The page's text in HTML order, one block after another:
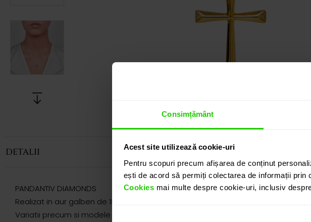
Consimțământ
Acest site utilizează cookie-uri
Pentru scopuri precum afișarea de conținut
ești de acord să permiți colectarea de informații
Cookies mai multe despre cookie-uri, inclusiv
DETALII
PANDANTIV DIAMONDS
Realizat in aur galben de 18k, PANDANTIVUL cu lant CASIANI DIAMONDS in
Variatii precum si modele complementare acestui produs puteti regasi atat